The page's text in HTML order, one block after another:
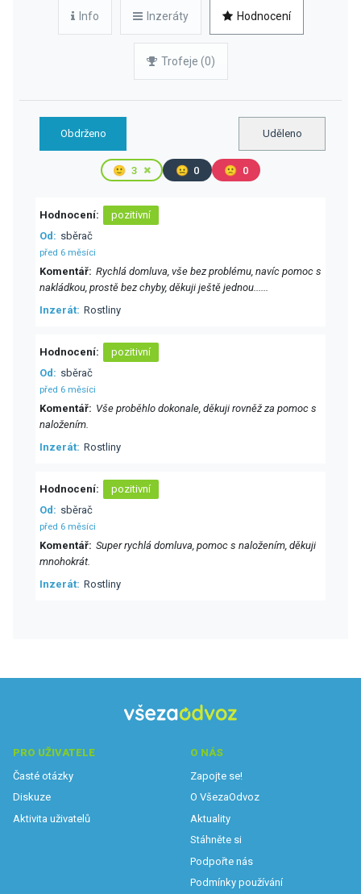
Info Inzeráty Hodnocení
Trofeje (0)
Obdrženo Uděleno
🙂 3 😐 0 🙁 0
Hodnocení
pozitivní
Od
sběrač
před 6 měsíci
Komentář Rychlá domluva, vše bez problému, navíc pomoc s
nakládkou, prostě bez chyby, děkuji ještě jednou......
Inzerát Rostliny
Hodnocení
pozitivní
Od
sběrač
před 6 měsíci
Komentář
Vše proběhlo dokonale, děkuji rovněž za pomoc s
naložením.
Inzerát Rostliny
Hodnocení
pozitivní
Od
sběrač
před 6 měsíci
Komentář Super rychlá domluva, pomoc s naložením, děkuji
mnohokrát.
Inzerát Rostliny
PRO UŽIVATELE
Časté otázky
Diskuze
Aktivita uživatelů
O NÁS
Zapojte se!
O VšezaOdvoz
Aktuality
Stáhněte si
Podpořte nás
Podmínky používání